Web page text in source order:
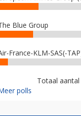
Blue Group
France-KLM-SAS(-
Totaal
polls